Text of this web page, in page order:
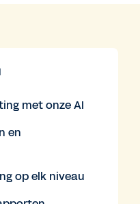
met onze AI
en
op elk niveau